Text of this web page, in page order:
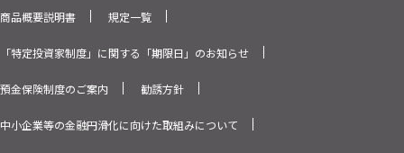
商品概要説明書 規定一覧
「特定投資家制度」に関する「期限日」のお知らせ
預金保険制度のご案内 勧誘方針
中小企業等の金融円滑化に向けた取組みについて